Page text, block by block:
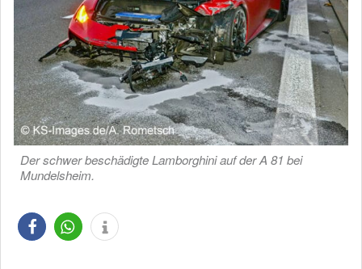
Der schwer beschädigte Lamborghini auf der A 81 bei
Mundelsheim.